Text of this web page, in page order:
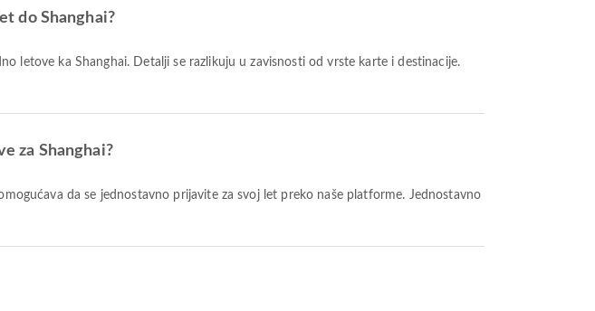
do Shanghai?
za Shanghai?